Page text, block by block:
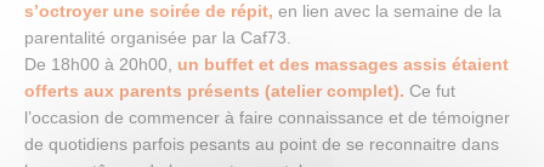
s’octroyer une soirée de répit, en lien avec la semaine de la
parentalité organisée par la Caf73.
De 18h00 à 20h00, un buffet et des massages assis étaient
offerts aux parents présents (atelier complet). Ce fut
l’occasion de commencer à faire connaissance et de témoigner
de quotidiens parfois pesants au point de se reconnaitre dans